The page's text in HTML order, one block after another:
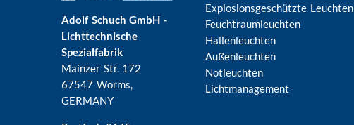
Adolf Schuch GmbH -
Lichttechnische
Spezialfabrik
Mainzer Str. 172
67547 Worms,
GERMANY
Explosionsgeschützte Leuchten
Feuchtraumleuchten
Hallenleuchten
Außenleuchten
Notleuchten
Lichtmanagement